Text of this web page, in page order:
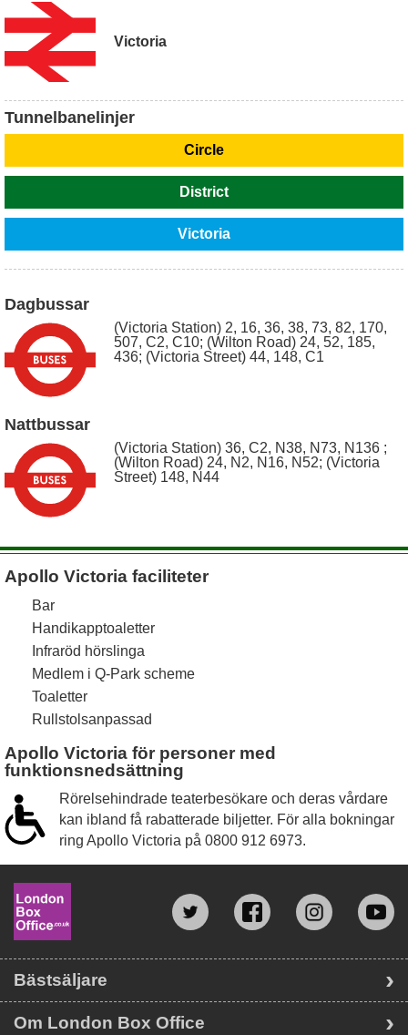
Apollo Victoria faciliteter
Bar
Handikapptoaletter
Infraröd hörslinga
Medlem i Q-Park scheme
Toaletter
Rullstolsanpassad
Apollo Victoria för personer med
funktionsnedsättning
Rörelsehindrade teaterbesökare och deras vårdare
kan ibland få rabatterade biljetter. För alla bokningar
ring Apollo Victoria på 0800 912 6973.
Victoria
Tunnelbanelinjer
Circle
District
Victoria
Dagbussar
(Victoria Station) 2, 16, 36, 38, 73, 82, 170,
507, C2, C10; (Wilton Road) 24, 52, 185,
436; (Victoria Street) 44, 148, C1
Nattbussar
(Victoria Station) 36, C2, N38, N73, N136 ;
(Wilton Road) 24, N2, N16, N52; (Victoria
Street) 148, N44
Bästsäljare
Om London Box Office